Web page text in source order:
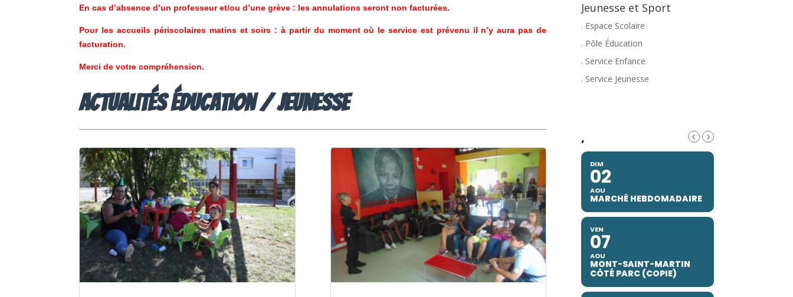
En cas d’absence d’un professeur et/ou d’une grève : les annulations seront non facturées.
Pour les accueils périscolaires matins et soirs : à partir du moment où le service est prévenu il n’y aura pas de
facturation.
Merci de votre compréhension.​
Actualités éducation / Jeunesse
Jeunesse et Sport
. Espace Scolaire
. Pôle Éducation
. Service Enfance
. Service Jeunesse
,
DIM
02
AOU
MARCHÉ HEBDOMADAIRE
VEN
07
AOU
MONT-SAINT-MARTIN
CÔTÉ PARC (COPIE)